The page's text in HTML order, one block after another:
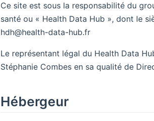
Ce site est sous la responsabilité du
santé ou « Health Data Hub », dont le
hdh@health-data-hub.fr
Le représentant légal du Health Data
Stéphanie Combes en sa qualité de
Hébergeur